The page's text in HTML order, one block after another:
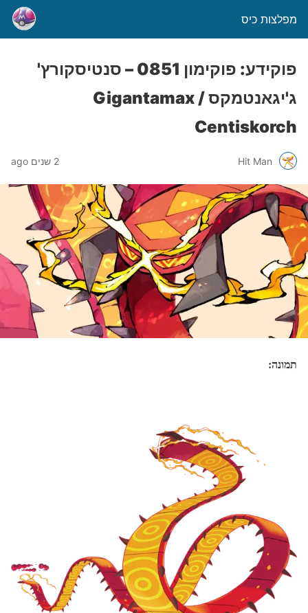
מפלצות כיס
פוקידע: פוקימון 0851 – סנטיסקורץ'
ג'יגאנטמקס / Gigantamax
Centiskorch
Hit Man 2 שנים ago
תמונה: